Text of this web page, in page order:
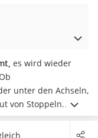
es wird wieder
unter den Achseln,
von Stoppeln.
Sie durch
Hautrötungen,